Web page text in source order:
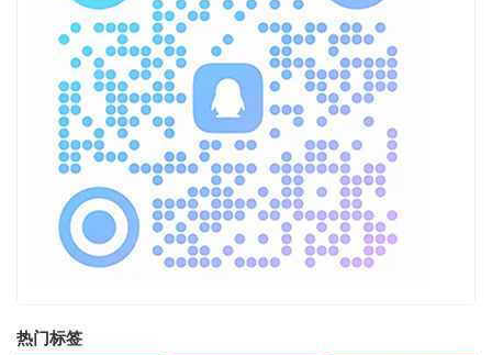
热门标签